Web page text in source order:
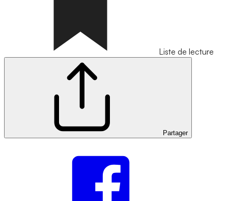
Liste de lecture
Partager